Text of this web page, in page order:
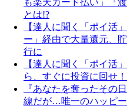
も楽天カード払い」『
とは!?
【達人に聞く「ポイ活
ー」経由で大量還元、
行に
【達人に聞く「ポイ活
ら、すぐに投資に回せ
『あなたを奪ったその
線だが…唯一のハッピ